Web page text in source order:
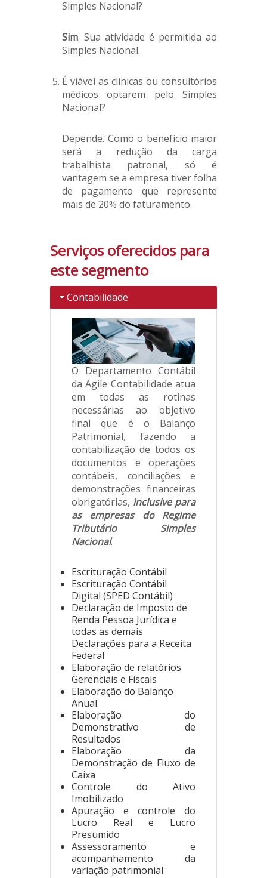
Simples Nacional?
Sim. Sua atividade é permitida ao
Simples Nacional.
É viável as clinicas ou consultórios
médicos optarem pelo Simples
Nacional?
Depende. Como o benefício maior
será a redução da carga
trabalhista patronal, só é
vantagem se a empresa tiver folha
de pagamento que represente
mais de 20% do faturamento.
Serviços oferecidos para
este segmento
Contabilidade
O Departamento Contábil
da Agile Contabilidade atua
em todas as rotinas
necessárias ao objetivo
final que é o Balanço
Patrimonial, fazendo a
contabilização de todos os
documentos e operações
contábeis, conciliações e
demonstrações financeiras
obrigatórias, inclusive para
as empresas do Regime
Tributário Simples
Nacional.
Escrituração Contábil
Escrituração Contábil
Digital (SPED Contábil)
Declaração de Imposto de
Renda Pessoa Jurídica e
todas as demais
Declarações para a Receita
Federal
Elaboração de relatórios
Gerenciais e Fiscais
Elaboração do Balanço
Anual
Elaboração do
Demonstrativo de
Resultados
Elaboração da
Demonstração de Fluxo de
Caixa
Controle do Ativo
Imobilizado
Apuração e controle do
Lucro Real e Lucro
Presumido
Assessoramento e
acompanhamento da
variação patrimonial